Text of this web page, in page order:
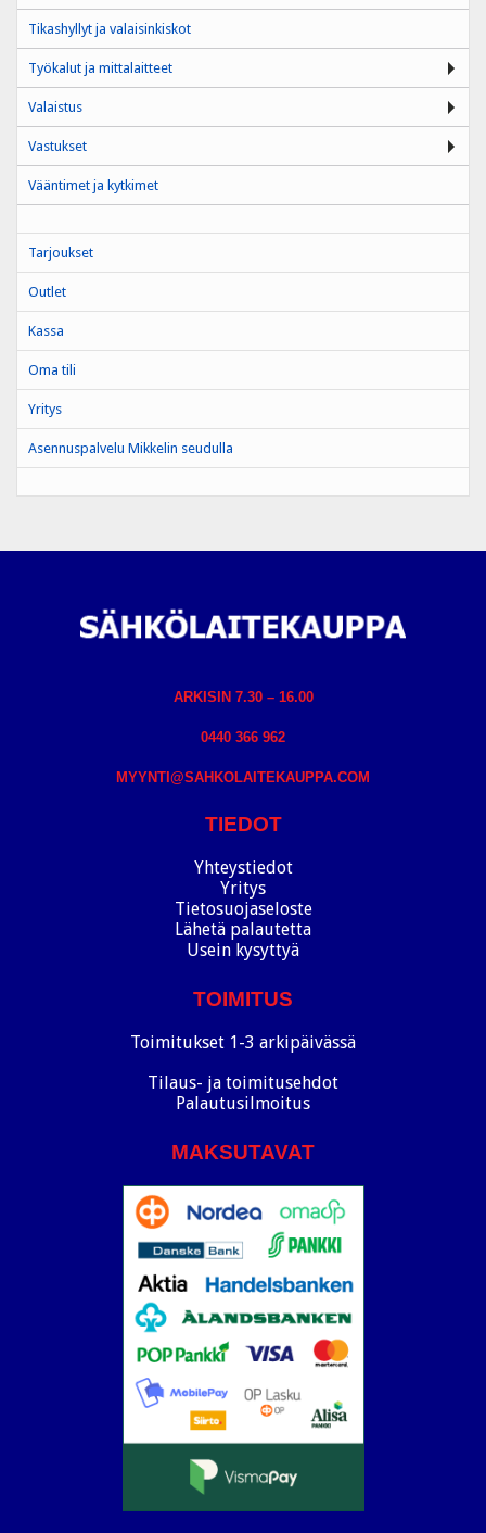
Tikashyllyt ja valaisinkiskot
Työkalut ja mittalaitteet
Valaistus
Vastukset
Vääntimet ja kytkimet
Tarjoukset
Outlet
Kassa
Oma tili
Yritys
Asennuspalvelu Mikkelin seudulla
ARKISIN 7.30 – 16.00
0440 366 962
MYYNTI@SAHKOLAITEKAUPPA.COM
TIEDOT
Yhteystiedot
Yritys
Tietosuojaseloste
Lähetä palautetta
Usein kysyttyä
TOIMITUS
Toimitukset 1-3 arkipäivässä
Tilaus- ja toimitusehdot
Palautusilmoitus
MAKSUTAVAT